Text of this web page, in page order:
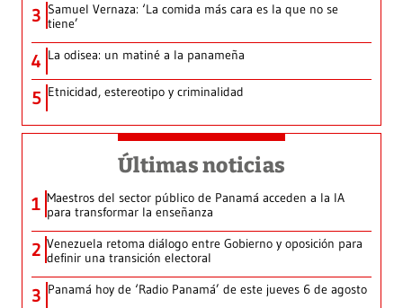
3 Samuel Vernaza: ‘La comida más cara es la que no se
tiene’
4 La odisea: un matiné a la panameña
5 Etnicidad, estereotipo y criminalidad
Últimas noticias
1 Maestros del sector público de Panamá acceden a la IA
para transformar la enseñanza
2 Venezuela retoma diálogo entre Gobierno y oposición para
definir una transición electoral
3 Panamá hoy de ‘Radio Panamá’ de este jueves 6 de agosto